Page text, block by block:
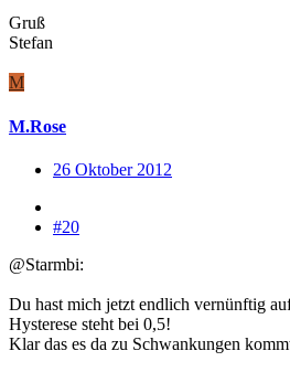
Gruß
Stefan
M
M.Rose
26 Oktober 2012
#20
@Starmbi:
Du hast mich jetzt endlich vernünftig
Hysterese steht bei 0,5!
Klar das es da zu Schwankungen